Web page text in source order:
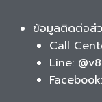
ข้อมูลติดต่อส่
Call
Line: